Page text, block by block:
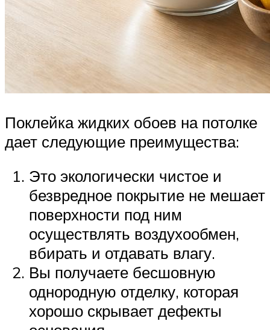
Поклейка жидких обоев на потолке
дает следующие преимущества:
Это экологически чистое и
безвредное покрытие не мешает
поверхности под ним
осуществлять воздухообмен,
вбирать и отдавать влагу.
Вы получаете бесшовную
однородную отделку, которая
хорошо скрывает дефекты